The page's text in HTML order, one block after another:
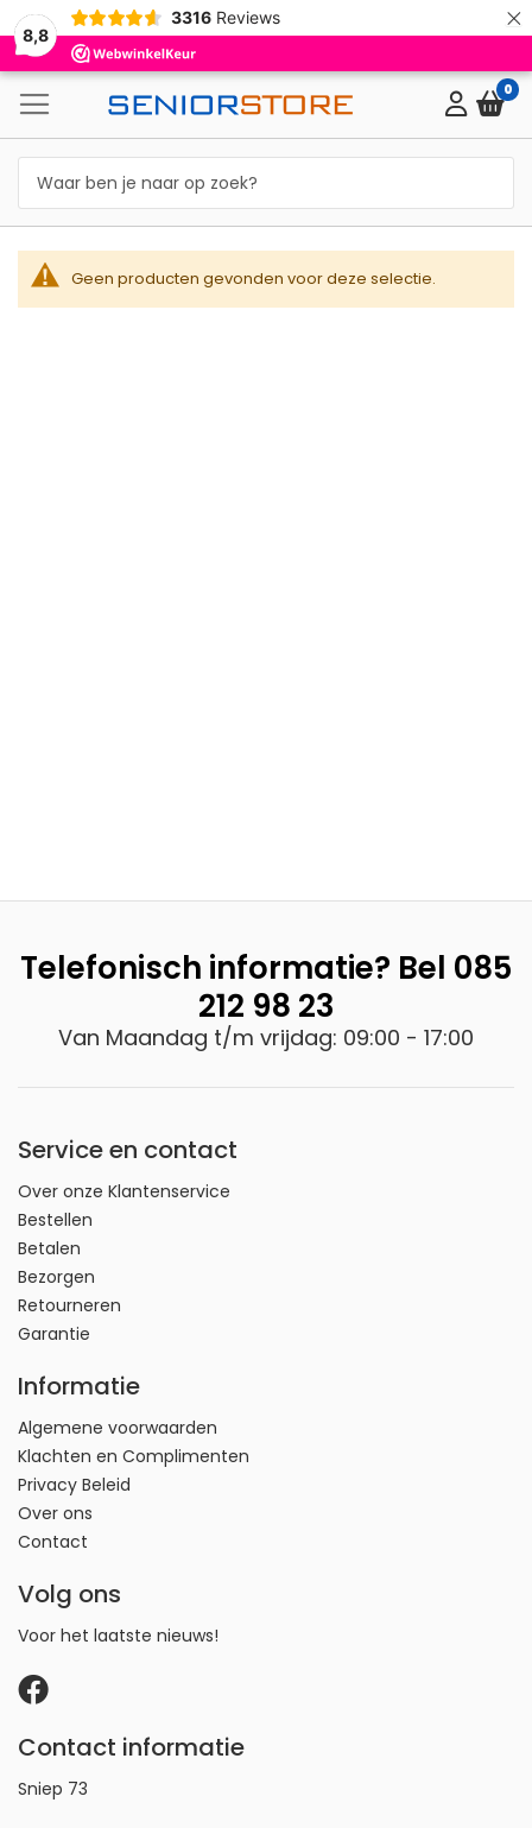
8,8
3316 Reviews ×
0
Geen producten gevonden voor deze selectie.
Telefonisch informatie? Bel 085
212 98 23
Van Maandag t/m vrijdag: 09:00 - 17:00
Service en contact
Over onze Klantenservice
Bestellen
Betalen
Bezorgen
Retourneren
Garantie
Informatie
Algemene voorwaarden
Klachten en Complimenten
Privacy Beleid
Over ons
Contact
Volg ons
Voor het laatste nieuws!
Contact informatie
Sniep 73